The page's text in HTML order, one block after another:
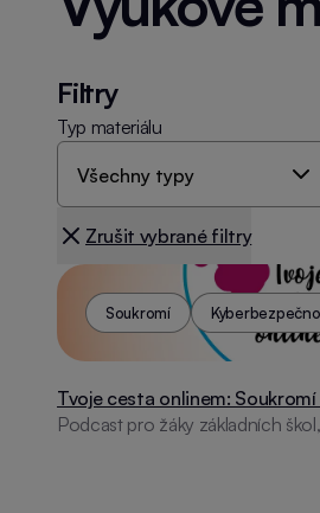
Filtry
Typ materiálu
Zrušit vybrané filtry
Soukromí
Tvoje cesta onlinem: Soukromí
Podcast pro žáky základních